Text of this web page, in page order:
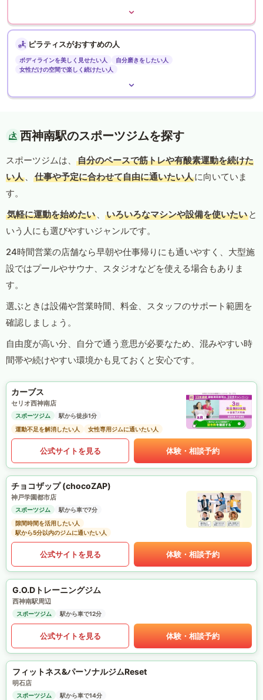
ピラティスがおすすめの人
ボディラインを美しく見せたい人
自分磨きをしたい人
女性だけの空間で楽しく続けたい人
西神南駅のスポーツジムを探す
スポーツジムは、
自分のペースで筋トレや有酸素運動を続けた
い人 、 仕事や予定に合わせて自由に通いたい人に向いていま
す。
気軽に運動を始めたい 、 いろいろなマシンや設備を使いたい と
いう人にも選びやすいジャンルです。
24時間営業の店舗なら早朝や仕事帰りにも通いやすく、大型施
設ではプールやサウナ、スタジオなどを使える場合もありま
す。
選ぶときは設備や営業時間、料金、スタッフのサポート範囲を
確認しましょう。
自由度が高い分、自分で通う意思が必要なため、混みやすい時
間帯や続けやすい環境かも見ておくと安心です。
カーブス
セリオ西神南店
スポーツジム
駅から徒歩1分
運動不足を解消したい人
女性専用ジムに通いたい人
公式サイトを見る 体験・相談予約
チョコザップ (chocoZAP)
神戸学園都市店
スポーツジム
駅から車で7分
隙間時間を活用したい人
駅から5分以内のジムに通いたい人
公式サイトを見る 体験・相談予約
G.O.Dトレーニングジム
西神南駅周辺
スポーツジム 駅から車で12分
公式サイトを見る 体験・相談予約
フィットネス&パーソナルジムReset
明石店
スポーツジム 駅から車で14分